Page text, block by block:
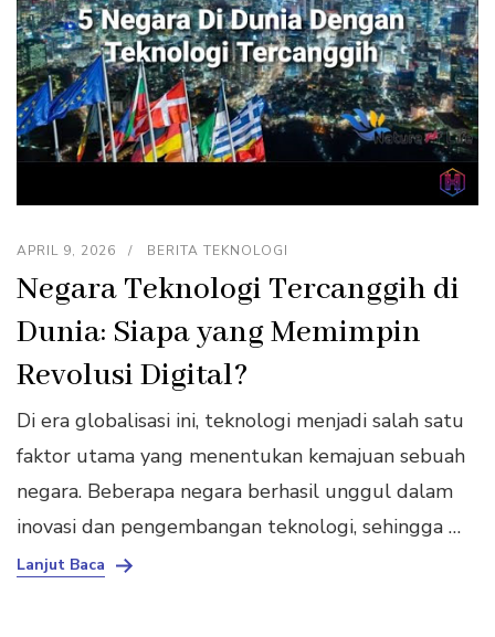
APRIL 9, 2026 BERITA TEKNOLOGI
Negara Teknologi Tercanggih di
Dunia: Siapa yang Memimpin
Revolusi Digital?
Di era globalisasi ini, teknologi menjadi salah satu
faktor utama yang menentukan kemajuan sebuah
negara. Beberapa negara berhasil unggul dalam
inovasi dan pengembangan teknologi, sehingga …
Lanjut Baca